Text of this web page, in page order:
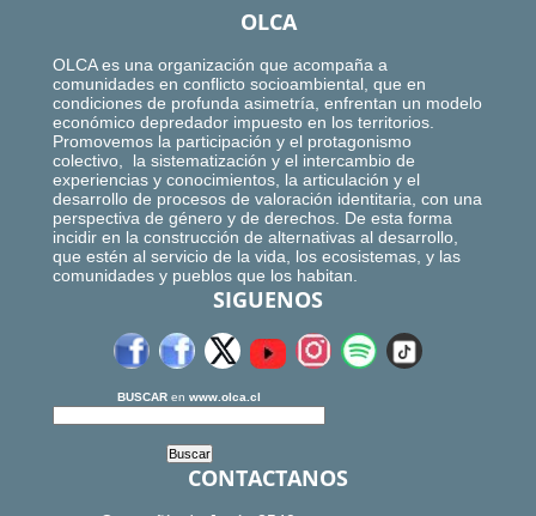
OLCA
OLCA es una organización que acompaña a
comunidades en conflicto socioambiental, que en
condiciones de profunda asimetría, enfrentan un modelo
económico depredador impuesto en los territorios.
Promovemos la participación y el protagonismo
colectivo, la sistematización y el intercambio de
experiencias y conocimientos, la articulación y el
desarrollo de procesos de valoración identitaria, con una
perspectiva de género y de derechos. De esta forma
incidir en la construcción de alternativas al desarrollo,
que estén al servicio de la vida, los ecosistemas, y las
comunidades y pueblos que los habitan.
SIGUENOS
BUSCAR en www.olca.cl
CONTACTANOS